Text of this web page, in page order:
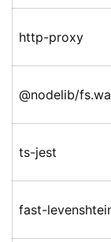
http-proxy
@nodelib/
ts-jest
fast-